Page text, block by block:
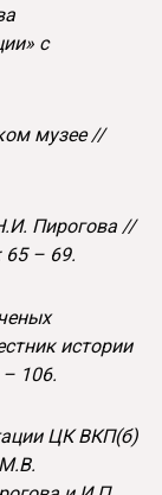
с
музее //
Пирогова //
65 – 69.
истории
– 106.
ЦК ВКП(б)